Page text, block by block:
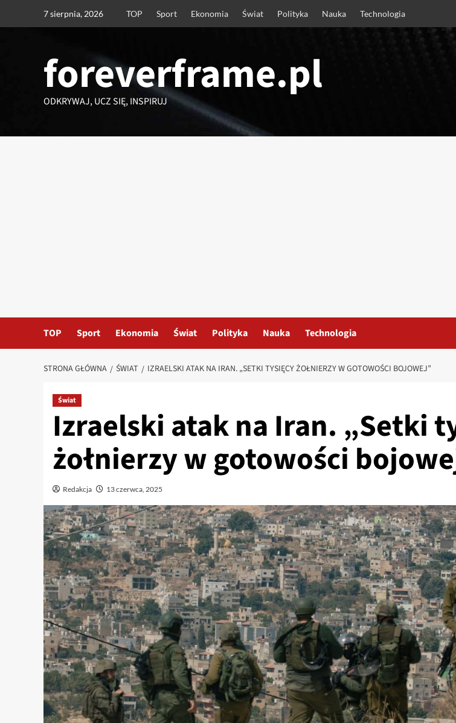
7 sierpnia, 2026 TOP Sport Ekonomia Świat Polityka Nauka Technologia
foreverframe.pl
ODKRYWAJ, UCZ SIĘ, INSPIRUJ
TOP Sport Ekonomia Świat Polityka Nauka Technologia
STRONA GŁÓWNA ŚWIAT IZRAELSKI ATAK NA IRAN. „SETKI TYSIĘCY ŻOŁNIERZY W GOTOWOŚCI BOJOWEJ”
Świat
Izraelski atak na Iran. „Setki
żołnierzy w gotowości
Redakcja 13 czerwca, 2025